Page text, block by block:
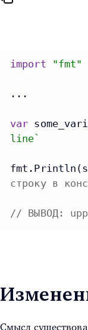
import "fmt"
...
var
line`
строку в
// ВЫВОД:
Смысл